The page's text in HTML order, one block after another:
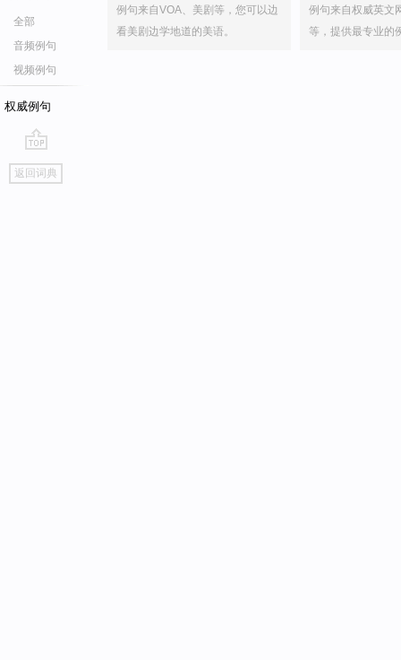
全部
音频例句
视频例句
权威例句
go
top
返回词典
例句来自VOA、美剧等，您可以边
看美剧边学地道的美语。
例句来自权威英文
等，提供最专业的